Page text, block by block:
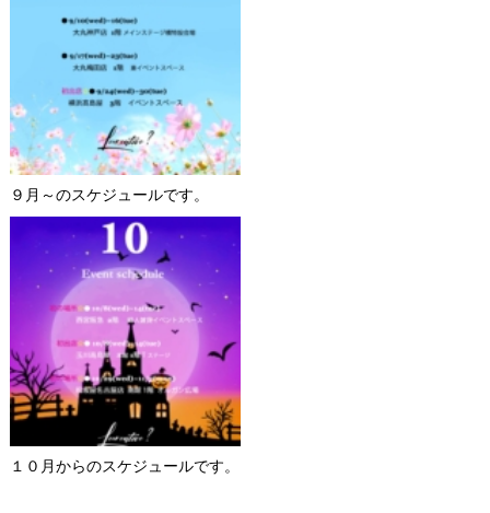
９月～のスケジュールです。
１０月からのスケジュールです。